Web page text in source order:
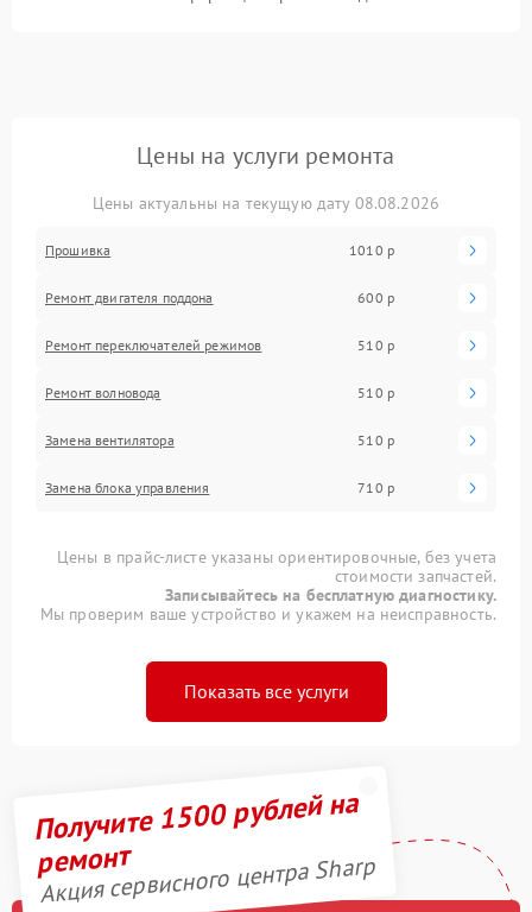
Цены на услуги ремонта
Цены актуальны на текущую дату 08.08.2026
Прошивка 1010 р
Ремонт двигателя поддона 600 р
Ремонт переключателей режимов 510 р
Ремонт волновода 510 р
Замена вентилятора 510 р
Замена блока управления 710 р
Цены в прайс-листе указаны ориентировочные, без учета
стоимости запчастей.
Записывайтесь на бесплатную диагностику.
Мы проверим ваше устройство и укажем на неисправность.
Показать все услуги
Получите 1500 рублей на
ремонт
Акция сервисного центра Sharp